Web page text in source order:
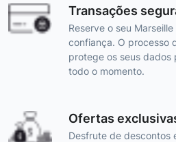
Transações
Reserve o seu
confiança. O processo
protege os seus dados
todo o momento.
Ofertas
Desfrute de descontos